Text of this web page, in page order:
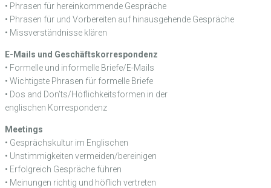
• Phrasen für hereinkommende Gespräche
• Phrasen für und Vorbereiten auf hinausgehende Gespräche
• Missverständnisse klären
E-Mails und Geschäftskorrespondenz
• Formelle und informelle Briefe/E-Mails
• Wichtigste Phrasen für formelle Briefe
• Dos and Don’ts/Höflichkeitsformen in der
englischen Korrespondenz
Meetings
• Gesprächskultur im Englischen
• Unstimmigkeiten vermeiden/bereinigen
• Erfolgreich Gespräche führen
• Meinungen richtig und höflich vertreten